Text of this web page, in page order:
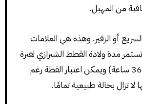
من المهبل.
أو الزفير. وهذه هي العلامات
تستمر مدة ولادة القطط الشيرازي لفترة
طويلة (أحيانًا 24-36 ساعة) ويمكن اعتبار القطة رغم
تزال بحالة طبيعية تمامًا.